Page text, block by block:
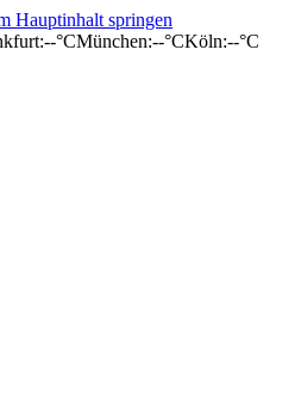
Hauptinhalt springen
:--°CMünchen:--°CKöln:--°C